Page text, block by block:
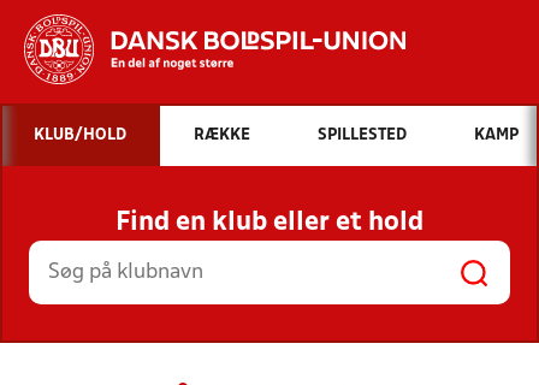
Hvad vil du søge efter?
INDHOLD OG NYHEDER
STILLINGER, RESULTATER, KLUBBER OG
HOLD
KLUB/HOLD RÆKKE SPILLESTED KAMP
Find en klub eller et hold